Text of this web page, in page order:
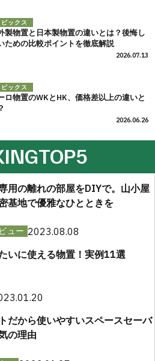
ピックス
製物置と日本製物置の違いとは？後悔し
ための比較ポイントを徹底解説
2026.07.13
ピックス
ロ物置のWKとHK、価格差以上の違いと
2026.06.26
TOP5
用の離れの部屋をDIYで。山小屋
基地で優雅なひとときを
ュー 2023.08.08
いに使える物置！実例11選
だから使いやすいスペースセーバ
の理由